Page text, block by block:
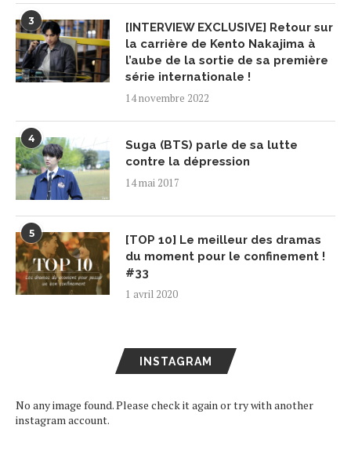
3
[INTERVIEW EXCLUSIVE] Retour sur
la carrière de Kento Nakajima à
l’aube de la sortie de sa première
série internationale !
14 novembre 2022
4
Suga (BTS) parle de sa lutte
contre la dépression
14 mai 2017
5
[TOP 10] Le meilleur des dramas
du moment pour le confinement !
#33
1 avril 2020
INSTAGRAM
No any image found. Please check it again or try with another
instagram account.